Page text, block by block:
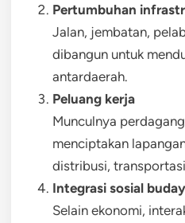
Pertumbuhan
Jalan, jembatan,
dibangun untuk
antardaerah.
Peluang kerja
Munculnya
menciptakan
distribusi,
Integrasi sosial
Selain ekonomi,